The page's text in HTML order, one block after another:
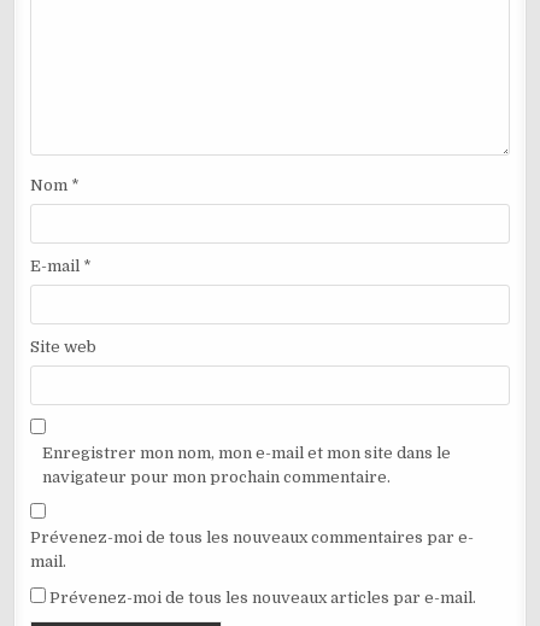
Nom *
E-mail *
Site web
Enregistrer mon nom, mon e-mail et mon site dans le
navigateur pour mon prochain commentaire.
Prévenez-moi de tous les nouveaux commentaires par e-
mail.
Prévenez-moi de tous les nouveaux articles par e-mail.